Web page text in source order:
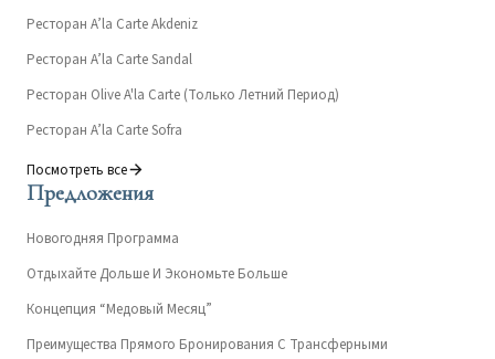
Ресторан A’la Carte Akdeniz
Ресторан A’la Carte Sandal
Ресторан Olive A'la Carte (Только Летний Период)
Ресторан A’la Carte Sofra
Посмотреть все
Предложения
Новогодняя Программа
Отдыхайте Дольше И Экономьте Больше
Концепция “Медовый Месяц”
Преимущества Прямого Бронирования С Трансферными